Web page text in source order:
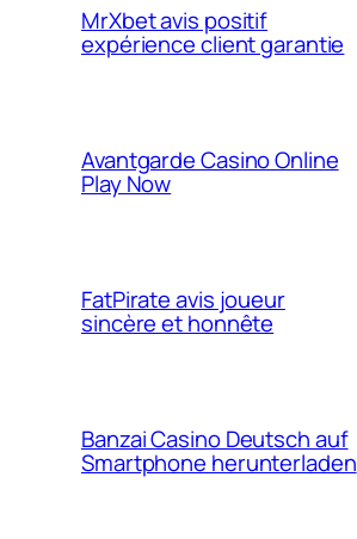
MrXbet avis positif
expérience client garantie
Avantgarde Casino Online
Play Now
FatPirate avis joueur
sincère et honnête
Banzai Casino Deutsch auf
Smartphone herunterladen